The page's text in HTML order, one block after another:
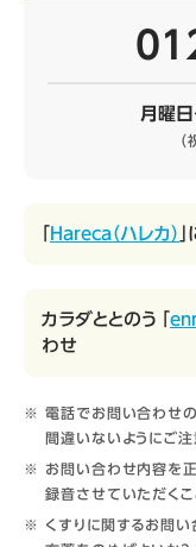
月曜
Hareca（ハレカ）
カラダととのう 「
わせ
電話でお問い合わせ
間違いないようにご注
お問い合わせ内容を
録音させていただくこ
くすりに関するお問